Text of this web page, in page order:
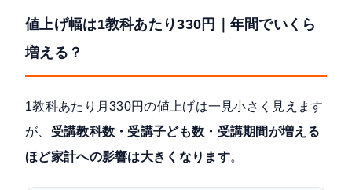
値上げ幅は1教科あたり330円｜年間でいくら
増える？
1教科あたり月330円の値上げは一見小さく見えます
が、 受講教科数・受講子ども数・受講期間が増える
ほど家計への影響は大きくなります。